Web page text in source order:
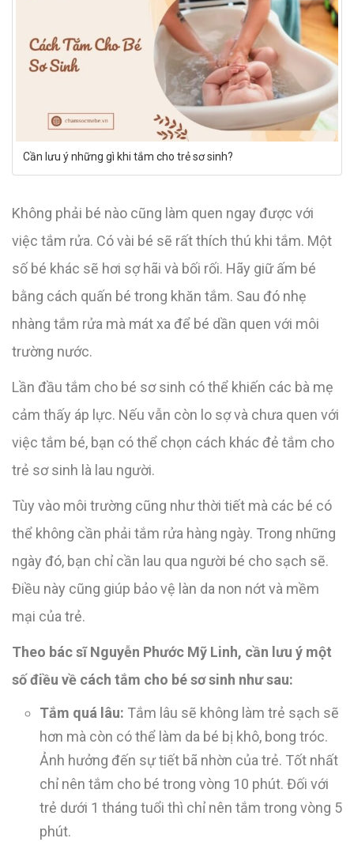
Cần lưu ý những gì khi tắm cho trẻ sơ sinh?
Không phải bé nào cũng làm quen ngay được với
việc tắm rửa. Có vài bé sẽ rất thích thú khi tắm. Một
số bé khác sẽ hơi sợ hãi và bối rối. Hãy giữ ấm bé
bằng cách quấn bé trong khăn tắm. Sau đó nhẹ
nhàng tắm rửa mà mát xa để bé dần quen với môi
trường nước.
Lần đầu tắm cho bé sơ sinh có thể khiến các bà mẹ
cảm thấy áp lực. Nếu vẫn còn lo sợ và chưa quen với
việc tắm bé, bạn có thể chọn cách khác đẻ tắm cho
trẻ sơ sinh là lau người.
Tùy vào môi trường cũng như thời tiết mà các bé có
thể không cần phải tắm rửa hàng ngày. Trong những
ngày đó, bạn chỉ cần lau qua người bé cho sạch sẽ.
Điều này cũng giúp bảo vệ làn da non nớt và mềm
mại của trẻ.
Theo bác sĩ Nguyễn Phước Mỹ Linh, cần lưu ý một
số điều về cách tắm cho bé sơ sinh như sau:
Tắm quá lâu: Tắm lâu sẽ không làm trẻ sạch sẽ
hơn mà còn có thể làm da bé bị khô, bong tróc.
Ảnh hưởng đến sự tiết bã nhờn của trẻ. Tốt nhất
chỉ nên tắm cho bé trong vòng 10 phút. Đối với
trẻ dưới 1 tháng tuổi thì chỉ nên tắm trong vòng 5
phút.